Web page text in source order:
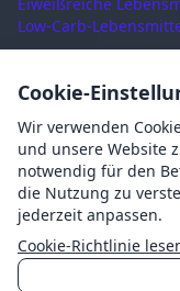
Low-Carb-
RECHTLICHES
Datenschutz
Impressum
AGB
Cookies
Cookie-Einstellungen
Cookie-
Wir verwenden
und unsere Website
notwendig für den
die Nutzung zu
jederzeit anpassen.
Cookie-Richtlinie